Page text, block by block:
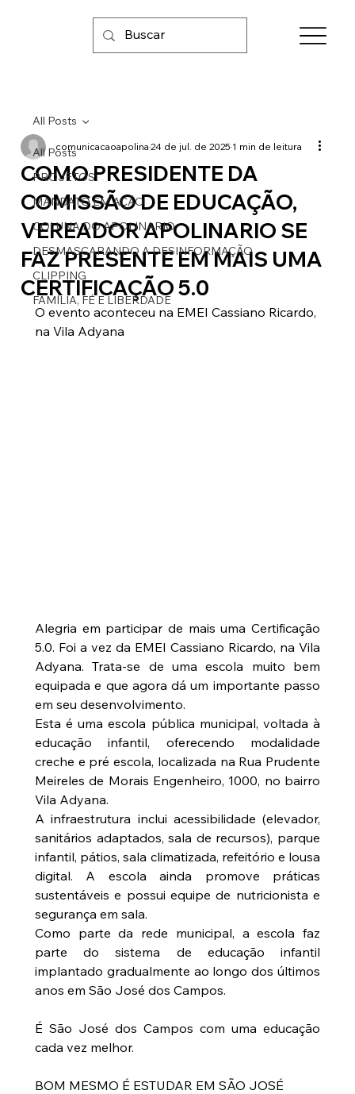
All Posts
PROJETOS
MANDATO EM AÇÃO
COLUNA DO APOLINARIO
DESMASCARANDO A DESINFORMAÇÃO
CLIPPING
FAMÍLIA, FÉ E LIBERDADE
All Posts
COMO PRESIDENTE DA
COMISSÃO DE EDUCAÇÃO,
VEREADOR APOLINARIO SE
FAZ PRESENTE EM MAIS UMA
CERTIFICAÇÃO 5.0
comunicacaoapolina24 de jul. de 20251 min de leitura
O evento aconteceu na EMEI Cassiano Ricardo,
na Vila Adyana
Alegria em participar de mais uma Certificação
5.0. Foi a vez da EMEI Cassiano Ricardo, na Vila
Adyana. Trata-se de uma escola muito bem
equipada e que agora dá um importante passo
em seu desenvolvimento.
Esta é uma escola pública municipal, voltada à
educação infantil, oferecendo modalidade
creche e pré escola, localizada na Rua Prudente
Meireles de Morais Engenheiro, 1000, no bairro
Vila Adyana.
A infraestrutura inclui acessibilidade (elevador,
sanitários adaptados, sala de recursos), parque
infantil, pátios, sala climatizada, refeitório e lousa
digital. A escola ainda promove práticas
sustentáveis e possui equipe de nutricionista e
segurança em sala.
Como parte da rede municipal, a escola faz
parte do sistema de educação infantil
implantado gradualmente ao longo dos últimos
anos em São José dos Campos.
É São José dos Campos com uma educação
cada vez melhor.
BOM MESMO É ESTUDAR EM SÃO JOSÉ